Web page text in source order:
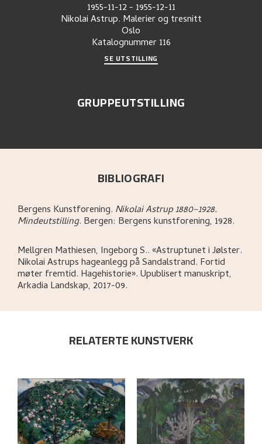
1955-11-12- 1955-12-11
Nikolai Astrup. Malerier og tresnitt
Oslo
Katalognummer 116
SE UTSTILLING
GRUPPEUTSTILLING
BIBLIOGRAFI
Bergens Kunstforening. Nikolai Astrup 1880–1928.
Mindeutstilling. Bergen: Bergens kunstforening, 1928.
Mellgren Mathiesen, Ingeborg S..«Astruptunet i Jølster.
Nikolai Astrups hageanlegg på Sandalstrand. Fortid
møter fremtid. Hagehistorie».Upublisert manuskript,
Arkadia Landskap, 2017-09.
RELATERTE KUNSTVERK